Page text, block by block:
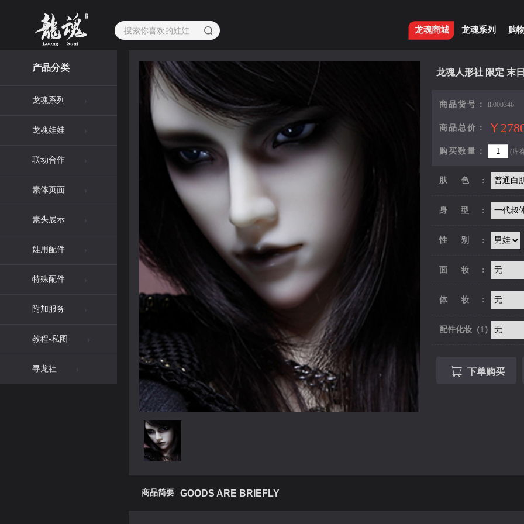
龙魂商城 龙魂系列 购
产品分类
龙魂系列
龙魂娃娃
联动合作
素体页面
素头展示
娃用配件
特殊配件
附加服务
教程-私图
寻龙社
龙魂人形社 限定 末
商品货号： lh000346
商品总价： ￥
购买数量： (库
肤色:
身型:
性别:
面妆:
体妆:
配件化妆（1）:
下单购买
商品简要 GOODS ARE BRIEFLY